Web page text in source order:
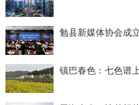
勉县新媒体协会成
镇巴春色：七色谱